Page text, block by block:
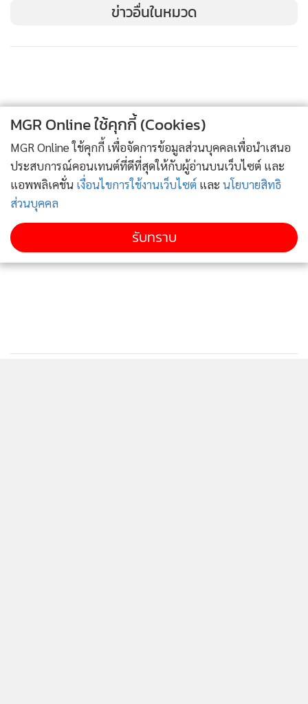
ข่าวอื่นในหมวด
MGR Online ใช้คุกกี้ (Cookies)
MGR Online ใช้คุกกี้ เพื่อจัดการข้อมูลส่วนบุคคลเพื่อนำเสนอ
ประสบการณ์คอนเทนต์ที่ดีที่สุดให้กับผู้อ่านบนเว็บไซต์ และ
แอพพลิเคชั่น เงื่อนไขการใช้งานเว็บไซต์ และ นโยบายสิทธิ
ส่วนบุคคล
รับทราบ